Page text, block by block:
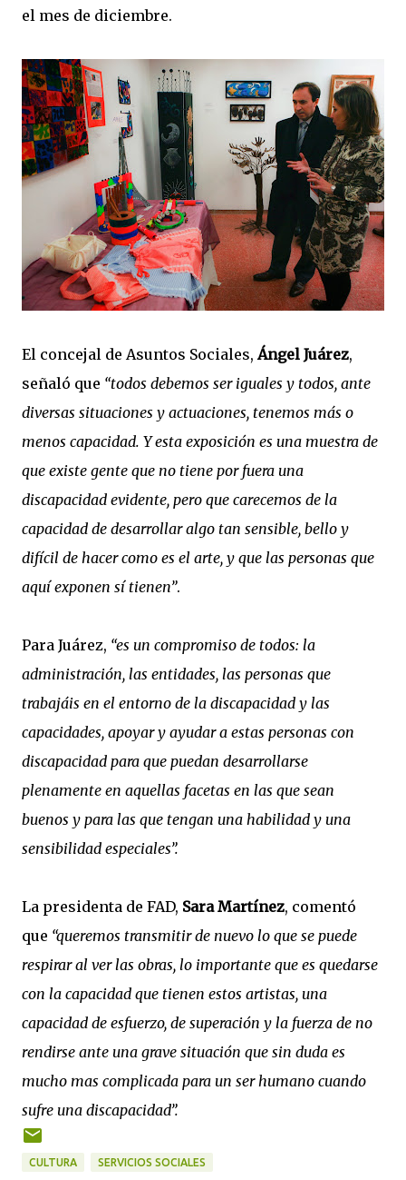
el mes de diciembre.
El concejal de Asuntos Sociales,Ángel Juárez,
señaló que “todos debemos ser iguales y todos, ante
diversas situaciones y actuaciones, tenemos más o
menos capacidad. Y esta exposición es una muestra de
que existe gente que no tiene por fuera una
discapacidad evidente, pero que carecemos de la
capacidad de desarrollar algo tan sensible, bello y
difícil de hacer como es el arte, y que las personas que
aquí exponen sí tienen”.
Para Juárez, “es un compromiso de todos: la
administración, las entidades, las personas que
trabajáis en el entorno de la discapacidad y las
capacidades, apoyar y ayudar a estas personas con
discapacidad para que puedan desarrollarse
plenamente en aquellas facetas en las que sean
buenos y para las que tengan una habilidad y una
sensibilidad especiales”.
La presidenta de FAD, Sara Martínez, comentó
que “queremos transmitir de nuevo lo que se puede
respirar al ver las obras, lo importante que es quedarse
con la capacidad que tienen estos artistas, una
capacidad de esfuerzo, de superación y la fuerza de no
rendirse ante una grave situación que sin duda es
mucho mas complicada para un ser humano cuando
sufre una discapacidad”.
CULTURA SERVICIOS SOCIALES